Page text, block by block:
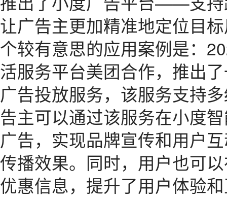
让广告主更加精准地定位目
个较有意思的应用案例是：
活服务平台美团合作，推出
广告投放服务，该服务支持
告主可以通过该服务在小度
广告，实现品牌宣传和用户
传播效果。同时，用户也可
优惠信息，提升了用户体验